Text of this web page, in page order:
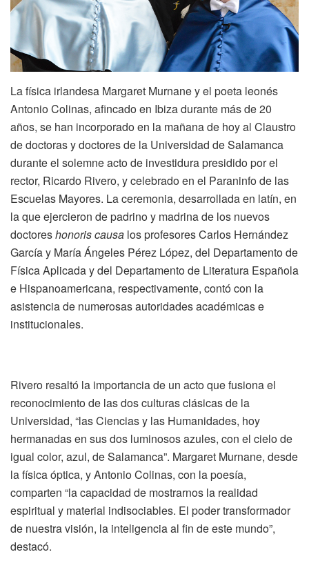
La física irlandesa Margaret Murnane y el poeta leonés
Antonio Colinas, afincado en Ibiza durante más de 20
años, se han incorporado en la mañana de hoy al Claustro
de doctoras y doctores de la Universidad de Salamanca
durante el solemne acto de investidura presidido por el
rector, Ricardo Rivero, y celebrado en el Paraninfo de las
Escuelas Mayores. La ceremonia, desarrollada en latín, en
la que ejercieron de padrino y madrina de los nuevos
doctoreshonoris causa los profesores Carlos Hernández
García y María Ángeles Pérez López, del Departamento de
Física Aplicada y del Departamento de Literatura Española
e Hispanoamericana, respectivamente, contó con la
asistencia de numerosas autoridades académicas e
institucionales.
Rivero resaltó la importancia de un acto que fusiona el
reconocimiento de las dos culturas clásicas de la
Universidad, “las Ciencias y las Humanidades, hoy
hermanadas en sus dos luminosos azules, con el cielo de
igual color, azul, de Salamanca”. Margaret Murnane, desde
la física óptica, y Antonio Colinas, con la poesía,
comparten “la capacidad de mostrarnos la realidad
espiritual y material indisociables. El poder transformador
de nuestra visión, la inteligencia al fin de este mundo”,
destacó.